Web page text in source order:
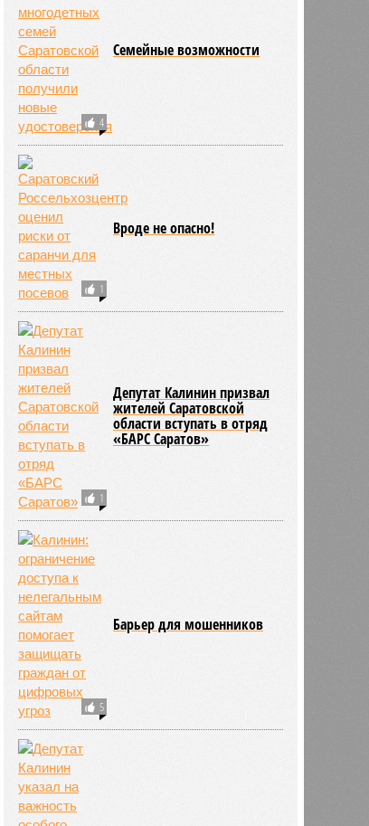
4
Семейные возможности
1
Вроде не опасно!
1
Депутат Калинин призвал
жителей Саратовской
области вступать в отряд
«БАРС Саратов»
5
Барьер для мошенников